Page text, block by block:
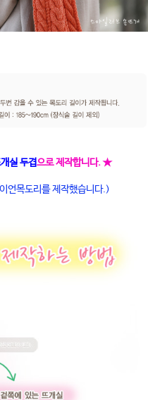
실 두겹으로 제작합니다. ★
언목도리를 제작했습니다.)